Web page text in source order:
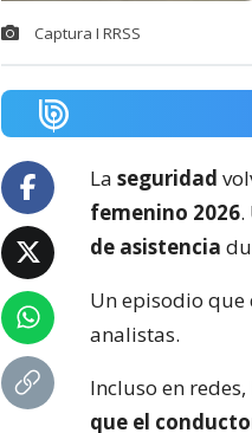
Captura I RRSS
La seguridad
femenino 2026.
de asistencia
Un episodio que
analistas.
Incluso en
que el